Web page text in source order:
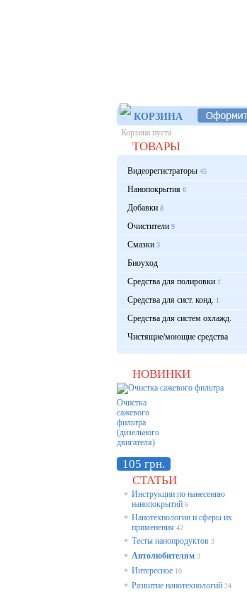
КОРЗИНА
Корзина пуста
ТОВАРЫ
Видеорегистраторы45
Нанопокрытия6
Добавки8
Очистители9
Смазки3
Биоуход
Средства для полировки1
Средства для сист. конд. 1
Средства для систем охлажд.
Чистящие/моющие средства
НОВИНКИ
Очистка
сажевого
фильтра
(дизельного
двигателя)
105 грн.
СТАТЬИ
* Инструкции по нанесению
нанопокрытий 6
* Нанотехнологии и сферы их
применения 42
* Тесты нанопродуктов 3
* Автолюбителям 3
* Интересное 10
* Развитие нанотехнологий 24